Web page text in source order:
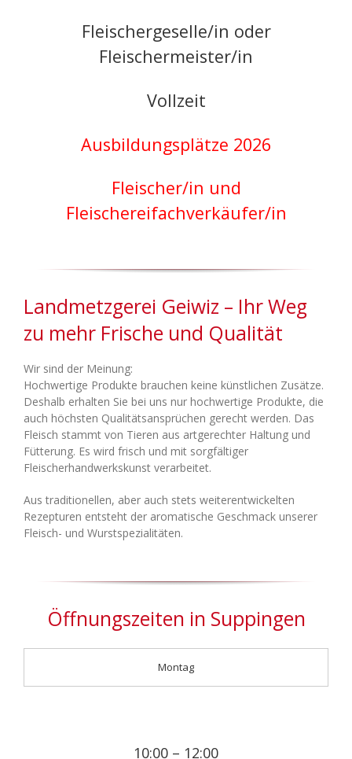
Fleischergeselle/in oder
Fleischermeister/in
Vollzeit
Ausbildungsplätze 2026
Fleischer/in und
Fleischereifachverkäufer/in
Landmetzgerei Geiwiz – Ihr Weg
zu mehr Frische und Qualität
Wir sind der Meinung:
Hochwertige Produkte brauchen keine künstlichen Zusätze.
Deshalb erhalten Sie bei uns nur hochwertige Produkte, die
auch höchsten Qualitätsansprüchen gerecht werden. Das
Fleisch stammt von Tieren aus artgerechter Haltung und
Fütterung. Es wird frisch und mit sorgfältiger
Fleischerhandwerkskunst verarbeitet.
Aus traditionellen, aber auch stets weiterentwickelten
Rezepturen entsteht der aromatische Geschmack unserer
Fleisch- und Wurstspezialitäten.
Öffnungszeiten in Suppingen
Montag
10:00 – 12:00